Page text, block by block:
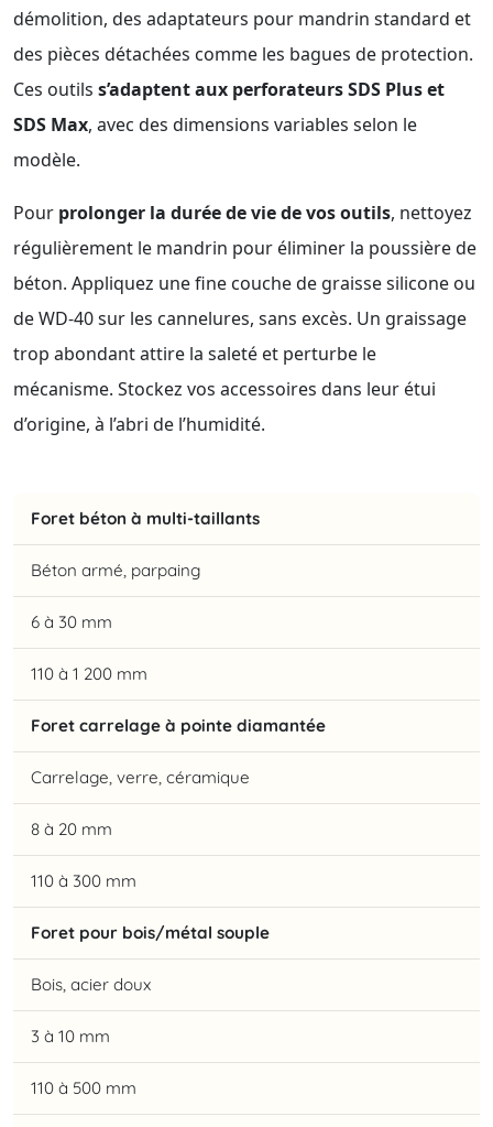
démolition, des adaptateurs pour mandrin standard et
des pièces détachées comme les bagues de protection.
Ces outils s’adaptent aux perforateurs SDS Plus et
SDS Max, avec des dimensions variables selon le
modèle.
Pour prolonger la durée de vie de vos outils, nettoyez
régulièrement le mandrin pour éliminer la poussière de
béton. Appliquez une fine couche de graisse silicone ou
de WD-40 sur les cannelures, sans excès. Un graissage
trop abondant attire la saleté et perturbe le
mécanisme. Stockez vos accessoires dans leur étui
d’origine, à l’abri de l’humidité.
Foret béton à multi-taillants
Béton armé, parpaing
6 à 30 mm
110 à 1 200 mm
Foret carrelage à pointe diamantée
Carrelage, verre, céramique
8 à 20 mm
110 à 300 mm
Foret pour bois/métal souple
Bois, acier doux
3 à 10 mm
110 à 500 mm